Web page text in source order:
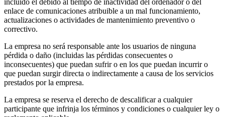
enlace de comunicaciones atribuible a un mal funcionamiento,
actualizaciones o actividades de mantenimiento preventivo o
correctivo.
La empresa no será responsable ante los usuarios de ninguna
pérdida o daño (incluidas las pérdidas consecuentes o
inconsecuentes) que puedan sufrir o en los que puedan incurrir o
que puedan surgir directa o indirectamente a causa de los servicios
prestados por la empresa.
La empresa se reserva el derecho de descalificar a cualquier
participante que infrinja los términos y condiciones o cualquier ley o